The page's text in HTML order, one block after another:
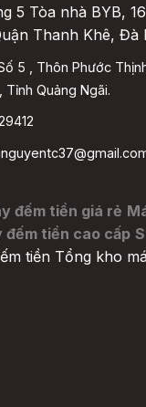
5 Tòa nhà BYB,
Thanh Khê, Đà
5 , Thôn Phước
Quảng Ngãi.
đếm tiền giá rẻ
đếm tiền cao cấp
tiền Tổng kho